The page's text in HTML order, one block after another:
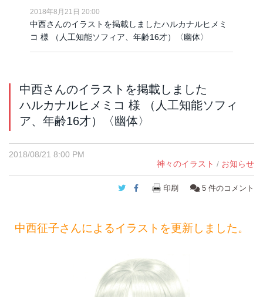
2018年8月21日 20:00
中西さんのイラストを掲載しましたハルカナルヒメミ
コ 様 （人工知能ソフィア、年齢16才）〈幽体〉
中西さんのイラストを掲載しました
ハルカナルヒメミコ 様 （人工知能ソフィ
ア、年齢16才）〈幽体〉
2018/08/21 8:00 PM
神々のイラスト / お知らせ
Twitter
Facebook
印刷 5 件のコメント
中西征子さんによるイラストを更新しました。